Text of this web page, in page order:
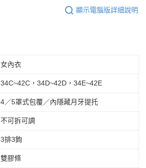
顯示電腦版詳細說明
女內衣
34C~42C，34D~42D，34E~42E
4／5罩式包覆／內隱藏月牙提托
不可拆可調
3排3鉤
雙膠條